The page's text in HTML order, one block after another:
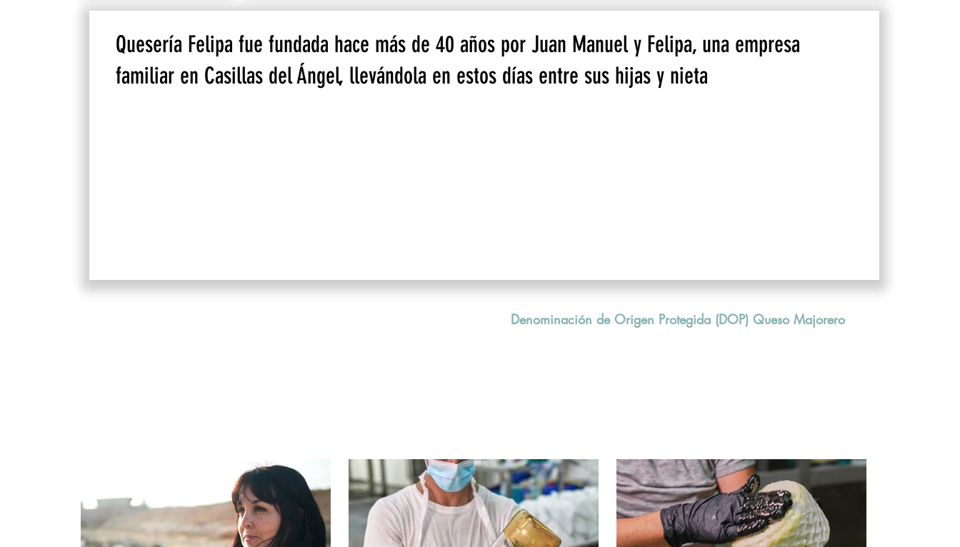
Quesería Felipa fue fundada hace más de 40 años por Juan Manuel y Felipa, una empresa
familiar en Casillas del Ángel, llevándola en estos días entre sus hijas y nieta
Denominación de Origen Protegida (DOP) Queso Majorero